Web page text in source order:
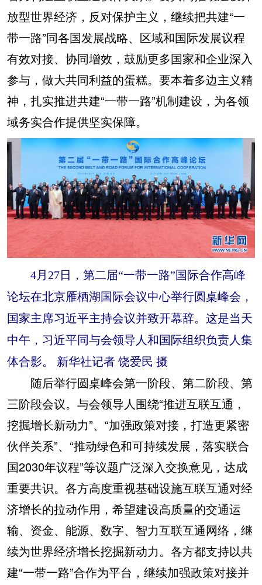
放型世界经济，反对保护主义，继续把共建“一
带一路”同各国发展战略、区域和国际发展议程
有效对接、协同增效，鼓励更多国家和企业深入
参与，做大共同利益的蛋糕。要本着多边主义精
神，扎实推进共建“一带一路”机制建设，为各领
域务实合作提供坚实保障。
4月27日，第二届“一带一路”国际合作高峰
论坛在北京雁栖湖国际会议中心举行圆桌峰会，
国家主席习近平主持会议并致开幕辞。这是当天
中午，习近平同与会领导人和国际组织负责人集
体合影。 新华社记者 饶爱民 摄
随后举行圆桌峰会第一阶段、第二阶段、第
三阶段会议。与会领导人围绕“推进互联互通，
挖掘增长新动力”、“加强政策对接，打造更紧密
伙伴关系”、“推动绿色和可持续发展，落实联合
国2030年议程”等议题广泛深入交换意见，达成
重要共识。各方高度重视基础设施互联互通对经
济增长的拉动作用，希望建设高质量的交通运
输、资金、能源、数字、智力互联互通网络，继
续为世界经济增长挖掘新动力。各方都支持以共
建“一带一路”合作为平台，继续加强政策对接并